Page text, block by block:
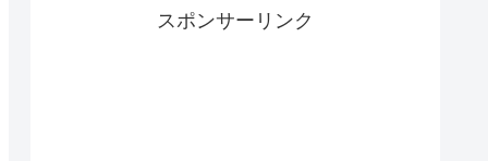
スポンサーリンク